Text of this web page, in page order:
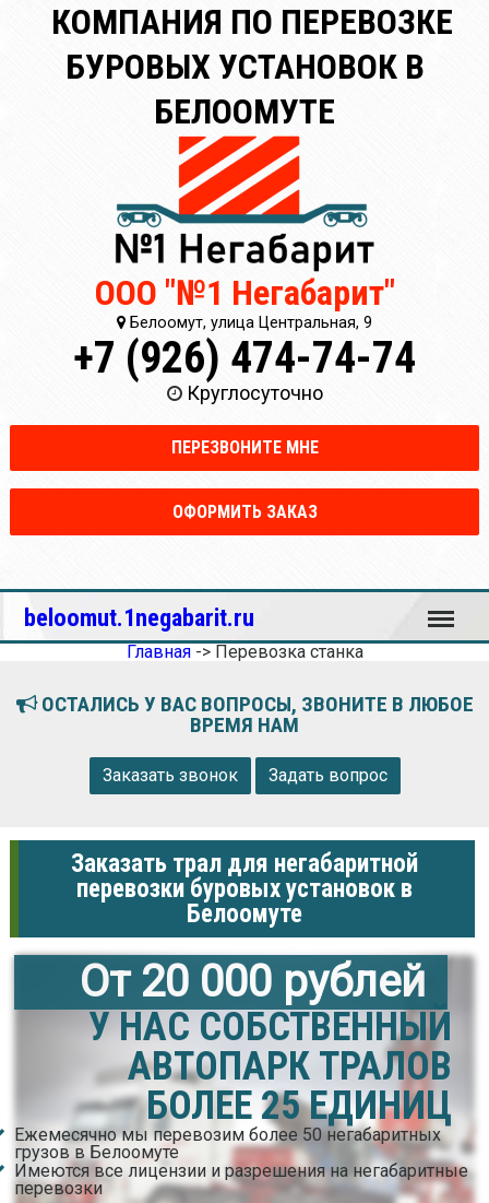
КОМПАНИЯ ПО ПЕРЕВОЗКЕ
БУРОВЫХ УСТАНОВОК В
БЕЛООМУТЕ
ООО "№1 Негабарит"
Белоомут, улица Центральная, 9
+7 (926) 474-74-74
Круглосуточно
ПЕРЕЗВОНИТЕ МНЕ
ОФОРМИТЬ ЗАКАЗ
beloomut.1negabarit.ru Меню
Главная-> Перевозка станка
ОСТАЛИСЬ У ВАС ВОПРОСЫ, ЗВОНИТЕ В ЛЮБОЕ
ВРЕМЯ НАМ
Заказать звонок Задать вопрос
Заказать трал для негабаритной
перевозки буровых установок в
Белоомуте
От 20 000 рублей
У НАС СОБСТВЕННЫЙ
АВТОПАРК ТРАЛОВ
БОЛЕЕ 25 ЕДИНИЦ
Ежемесячно мы перевозим более 50 негабаритных
грузов в Белоомуте
Имеются все лицензии и разрешения на негабаритные
перевозки